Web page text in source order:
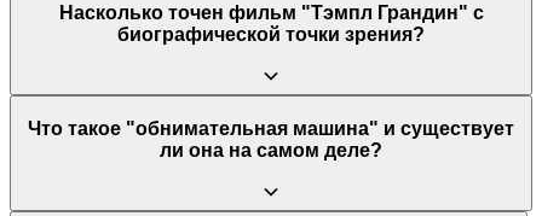
Насколько точен фильм "Тэмпл Грандин" с
биографической точки зрения?
Фильм считается очень точным. Настоящая Тэмпл Грандин
была главным консультантом проекта, тесно работала со
показанных в фильме, включая создание "обнимательной
Что такое "обнимательная машина" и существует
ли она на самом деле?